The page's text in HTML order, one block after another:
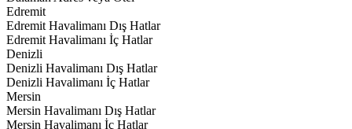
Edremit
Edremit Havalimanı Dış Hatlar
Edremit Havalimanı İç Hatlar
Denizli
Denizli Havalimanı Dış Hatlar
Denizli Havalimanı İç Hatlar
Mersin
Mersin Havalimanı Dış Hatlar
Mersin Havalimanı İç Hatlar